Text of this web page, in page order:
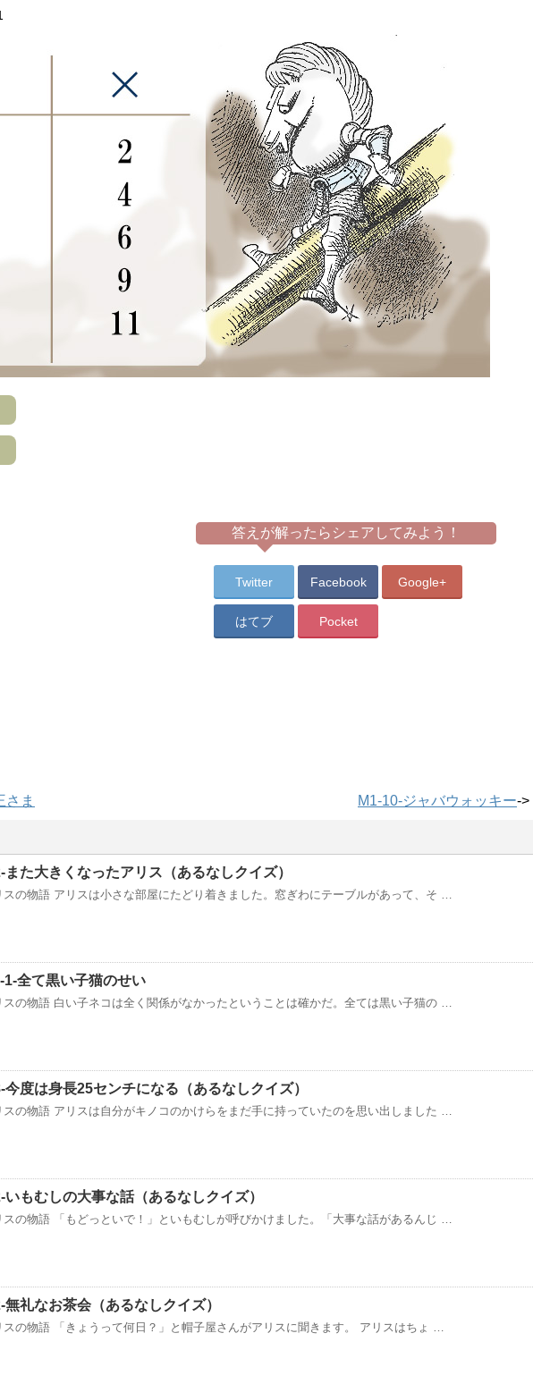
答えが解ったらシェアしてみよう！
Twitter Facebook Google+
はてブ Pocket
さま M1-10-ジャバウォッキー->
また大きくなったアリス（あるなしクイズ）
スの物語 アリスは小さな部屋にたどり着きました。窓ぎわにテーブルがあって、そ …
1-全て黒い子猫のせい
スの物語 白い子ネコは全く関係がなかったということは確かだ。全ては黒い子猫の …
今度は身長25センチになる（あるなしクイズ）
スの物語 アリスは自分がキノコのかけらをまだ手に持っていたのを思い出しました …
いもむしの大事な話（あるなしクイズ）
スの物語 「もどっといで！」といもむしが呼びかけました。「大事な話があるんじ …
無礼なお茶会（あるなしクイズ）
スの物語 「きょうって何日？」と帽子屋さんがアリスに聞きます。 アリスはちょ …